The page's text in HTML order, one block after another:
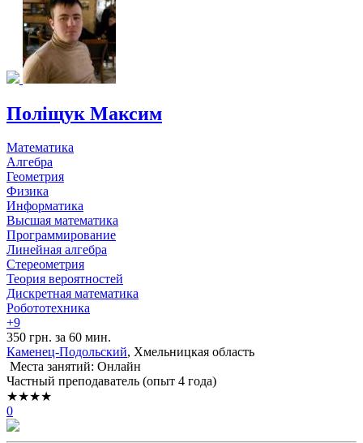
Поліщук Максим
Математика
Алгебра
Геометрия
Физика
Информатика
Высшая математика
Программирование
Линейная алгебра
Стереометрия
Теория вероятностей
Дискретная математика
Робототехника
+9
350 грн. за 60 мин.
Каменец-Подольский, Хмельницкая область
Места занятий: Онлайн
Частный преподаватель (опыт 4 года)
★★★★
0